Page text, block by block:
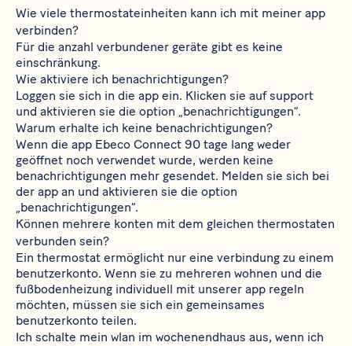
Wie viele thermostateinheiten kann ich mit meiner app
verbinden?
Für die anzahl verbundener geräte gibt es keine
einschränkung.
Wie aktiviere ich benachrichtigungen?
Loggen sie sich in die app ein. Klicken sie auf support
und aktivieren sie die option „benachrichtigungen“.
Warum erhalte ich keine benachrichtigungen?
Wenn die app Ebeco Connect 90 tage lang weder
geöffnet noch verwendet wurde, werden keine
benachrichtigungen mehr gesendet. Melden sie sich bei
der app an und aktivieren sie die option
„benachrichtigungen“.
Können mehrere konten mit dem gleichen thermostaten
verbunden sein?
Ein thermostat ermöglicht nur eine verbindung zu einem
benutzerkonto. Wenn sie zu mehreren wohnen und die
fußbodenheizung individuell mit unserer app regeln
möchten, müssen sie sich ein gemeinsames
benutzerkonto teilen.
Ich schalte mein wlan im wochenendhaus aus, wenn ich